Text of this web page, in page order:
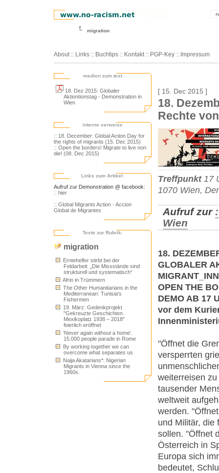
migration
About :: Links :: Buchtips :: Kontakt :: PGP-Key :: Impressum
medien zum text
18. Dez 2015: Globaler
Aktiontionstag - Demonstration in
Wien
interne verweise
:: 18. December: Global Action Day for
the rights of migrants (15. Dec 2015)
:: Open the borders! Migrate to live non
die! (08. Dec 2015)
Links zum Artikel:
Aufruf zur Demonstration @ facebook:
:: hier
:: Global Migrants Action - Accion
Global de Migrantes
Texte zur Rubrik:
migration
Erntehelfer stirbt bei der
Feldarbeit: „Die Missstände sind
strukturell und systematisch“
Afrin in Trümmern
The Other Humanitarians in the
Mediterranean: Tunisia's
Fishermen
19. März: Gedenkprojekt
"Gekreuzte Geschichten.
Mexikoplatz 1938 – 2018"
feierlich eröffnet
'Never again without a home'.
15.000 people parade in Rome
By working together we can
overcome what separates us
Naija Akatarians*: Nigerian
Migrants in Vienna since the
1960s.
[ 15. Dec 2015 ]
18.
Rechte
Treffpunkt17
1070 Wien,
Aufruf zur
Wien
18.
GLOBALER
OPEN THE
DEMO AB 17
vor dem
"Öffnet die
versperrten
weiterreisen
tausender
weltweit
werden.
und Militär, die
sollen. "Öffnet
Österreich in
Europa sich
bedeutet,